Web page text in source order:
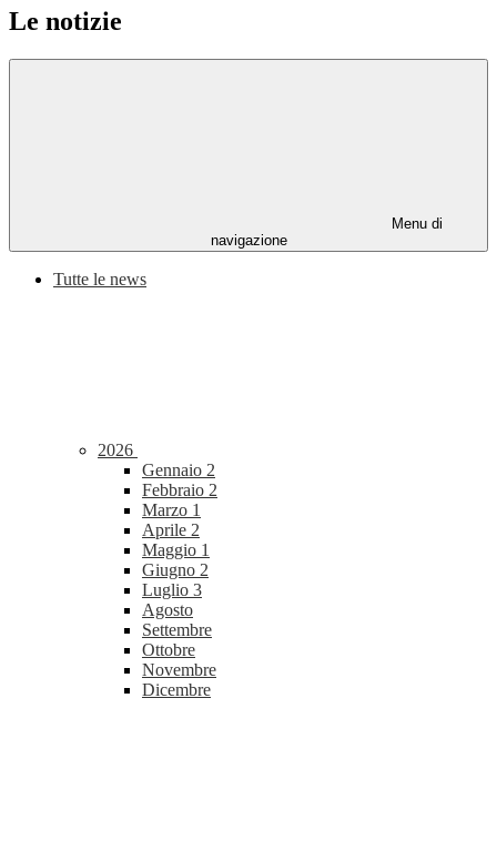
Le notizie
Menu di
navigazione
Tutte le news
2026
Gennaio 2
Febbraio 2
Marzo 1
Aprile 2
Maggio 1
Giugno 2
Luglio 3
Agosto
Settembre
Ottobre
Novembre
Dicembre